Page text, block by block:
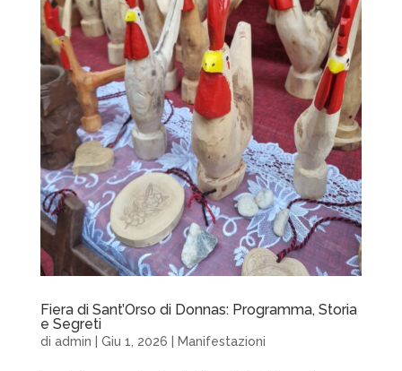
Fiera di Sant’Orso di Donnas: Programma, Storia
e Segreti
di admin Giu 1, 2026 Manifestazioni